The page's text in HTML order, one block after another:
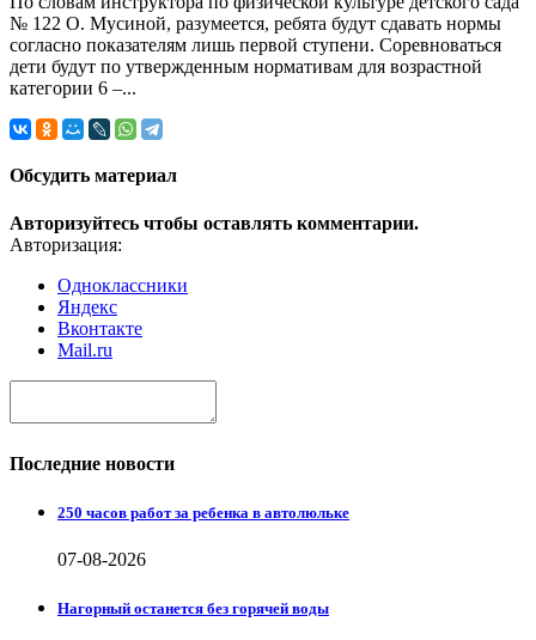
№ 122 О. Мусиной, разумеется, ребята будут сдавать нормы
согласно показателям лишь первой ступени. Соревноваться
дети будут по утвержденным нормативам для возрастной
категории 6 –...
Обсудить материал
Авторизуйтесь чтобы оставлять комментарии.
Авторизация:
Одноклассники
Яндекс
Вконтакте
Mail.ru
Последние новости
250 часов работ за ребенка в автолюльке
07-08-2026
Нагорный останется без горячей воды